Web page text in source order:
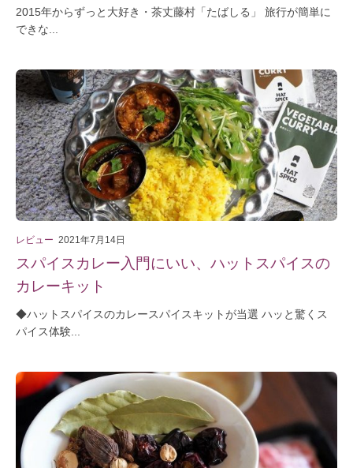
2015年からずっと大好き・茶丈藤村「たばしる」 旅行が簡単に
できな...
レビュー 2021年7月14日
スパイスカレー入門にいい、ハットスパイスの
カレーキット
◆ハットスパイスのカレースパイスキットが当選 ハッと驚くス
パイス体験...